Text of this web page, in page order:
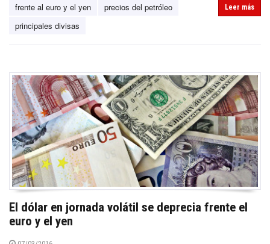
frente al euro y el yen
precios del petróleo
principales divisas
Leer más
El dólar en jornada volátil se deprecia frente el
euro y el yen